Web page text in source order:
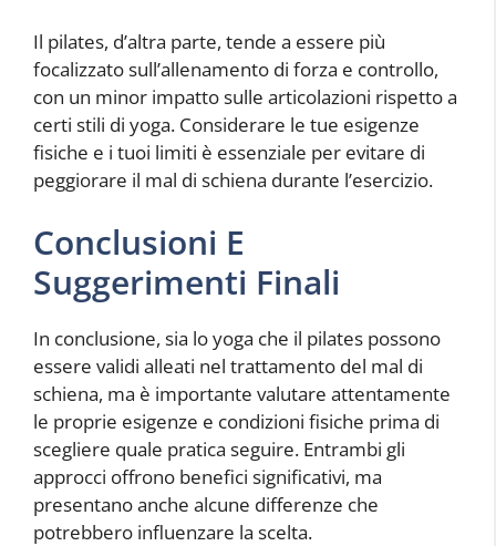
Il pilates, d’altra parte, tende a essere più
focalizzato sull’allenamento di forza e controllo,
con un minor impatto sulle articolazioni rispetto a
certi stili di yoga. Considerare le tue esigenze
fisiche e i tuoi limiti è essenziale per evitare di
peggiorare il mal di schiena durante l’esercizio.
Conclusioni E
Suggerimenti Finali
In conclusione, sia lo yoga che il pilates possono
essere validi alleati nel trattamento del mal di
schiena, ma è importante valutare attentamente
le proprie esigenze e condizioni fisiche prima di
scegliere quale pratica seguire. Entrambi gli
approcci offrono benefici significativi, ma
presentano anche alcune differenze che
potrebbero influenzare la scelta.